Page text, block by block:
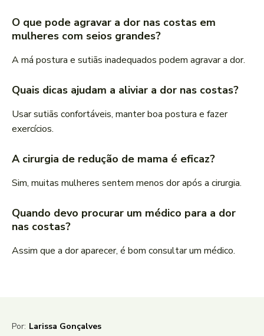
O que pode agravar a dor nas costas em
mulheres com seios grandes?
A má postura e sutiãs inadequados podem agravar a dor.
Quais dicas ajudam a aliviar a dor nas costas?
Usar sutiãs confortáveis, manter boa postura e fazer
exercícios.
A cirurgia de redução de mama é eficaz?
Sim, muitas mulheres sentem menos dor após a cirurgia.
Quando devo procurar um médico para a dor
nas costas?
Assim que a dor aparecer, é bom consultar um médico.
Por: Larissa Gonçalves